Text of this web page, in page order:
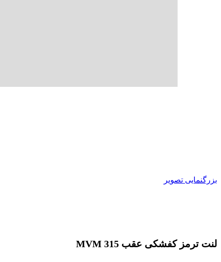
بزرگنمایی تصویر
لنت ترمز کفشکی عقب MVM 315